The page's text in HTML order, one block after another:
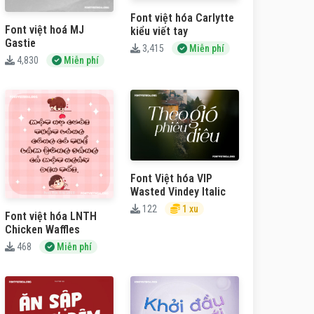
Font việt hoá MJ
Gastie
4,830 Miễn phí
Font việt hóa Carlytte
kiểu viết tay
3,415 Miễn phí
Font việt hóa LNTH
Chicken Waffles
468 Miễn phí
Font Việt hóa VIP
Wasted Vindey Italic
122 1 xu